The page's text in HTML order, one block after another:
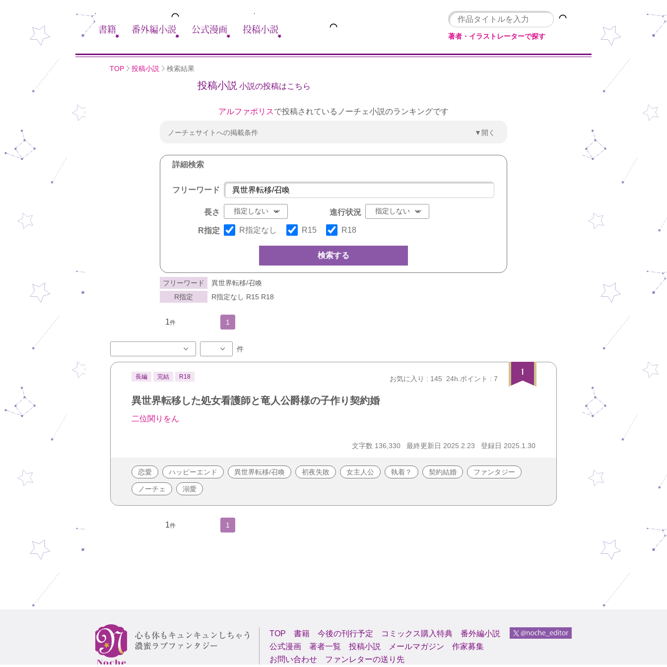
書籍 番外編小説 公式漫画 投稿小説
著者・イラストレーターで探す
TOP 投稿小説 検索結果
投稿小説 小説の投稿はこちら
アルファポリスで投稿されているノーチェ小説のランキングです
ノーチェサイトへの掲載条件 ▼開く
詳細検索
フリーワード
長さ 進行状況
R指定 R指定なし R15 R18
検索する
フリーワード
異世界転移/召喚
R指定
R指定なし R15 R18
1件 1
件
1
長編 完結 R18 お気に入り : 145 24h.ポイント : 7
異世界転移した処女看護師と竜人公爵様の子作り契約婚
二位関りをん
文字数 136,330 最終更新日 2025.2.23 登録日 2025.1.30
恋愛 ハッピーエンド 異世界転移/召喚 初夜失敗 女主人公 執着？ 契約結婚 ファンタジー
ノーチェ 溺愛
1件 1
TOP 書籍 今後の刊行予定 コミックス購入特典
番外編小説
公式漫画
著者一覧 投稿小説 メールマガジン
作家募集
お問い合わせ
ファンレターの送り先